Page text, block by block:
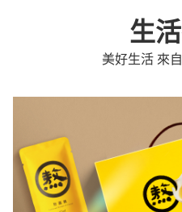
生
美好生活 來